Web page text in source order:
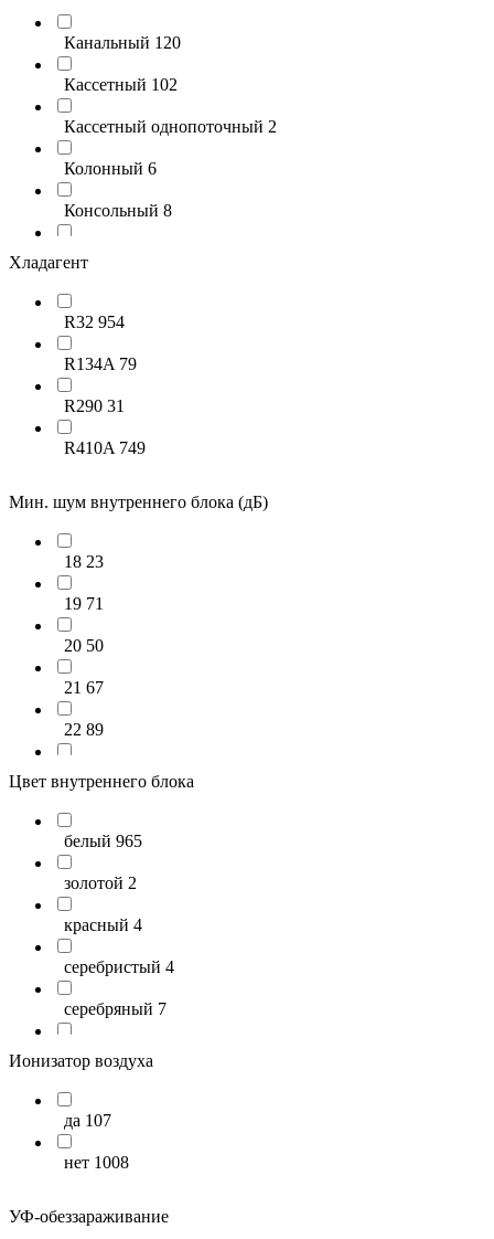
ECOSTAR
СOOLBERG 12
Роторный
Спиральный 8
Канальный 120
Кассетный 102
Кассетный однопоточный 2
Колонный 6
Консольный 8
Настенный
Хладагент
R32 954
R134A 79
R290 31
R410A 749
Мин. шум внутреннего блока (дБ)
18 23
19 71
20 50
21 67
22 89
24
25
26
27
28
29
30 37
31
32
Цвет внутреннего блока
белый 965
золотой 2
красный 4
серебристый 4
серебряный 7
стальной
чёрный
Ионизатор воздуха
да 107
нет 1008
УФ-обеззараживание